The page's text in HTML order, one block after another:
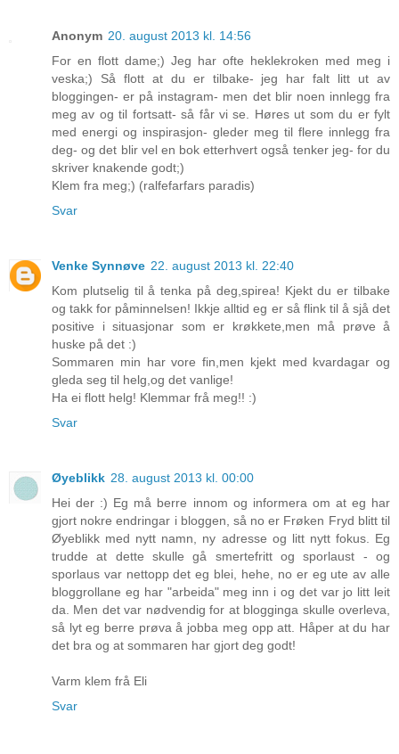
Anonym 20. august 2013 kl. 14:56
For en flott dame;) Jeg har ofte heklekroken med meg i
veska;) Så flott at du er tilbake- jeg har falt litt ut av
bloggingen- er på instagram- men det blir noen innlegg fra
meg av og til fortsatt- så får vi se. Høres ut som du er fylt
med energi og inspirasjon- gleder meg til flere innlegg fra
deg- og det blir vel en bok etterhvert også tenker jeg- for du
skriver knakende godt;)
Klem fra meg;) (ralfefarfars paradis)
Svar
Venke Synnøve 22. august 2013 kl. 22:40
Kom plutselig til å tenka på deg,spirea! Kjekt du er tilbake
og takk for påminnelsen! Ikkje alltid eg er så flink til å sjå det
positive i situasjonar som er krøkkete,men må prøve å
huske på det :)
Sommaren min har vore fin,men kjekt med kvardagar og
gleda seg til helg,og det vanlige!
Ha ei flott helg! Klemmar frå meg!! :)
Svar
Øyeblikk 28. august 2013 kl. 00:00
Hei der :) Eg må berre innom og informera om at eg har
gjort nokre endringar i bloggen, så no er Frøken Fryd blitt til
Øyeblikk med nytt namn, ny adresse og litt nytt fokus. Eg
trudde at dette skulle gå smertefritt og sporlaust - og
sporlaus var nettopp det eg blei, hehe, no er eg ute av alle
bloggrollane eg har "arbeida" meg inn i og det var jo litt leit
da. Men det var nødvendig for at blogginga skulle overleva,
så lyt eg berre prøva å jobba meg opp att. Håper at du har
det bra og at sommaren har gjort deg godt!
Varm klem frå Eli
Svar